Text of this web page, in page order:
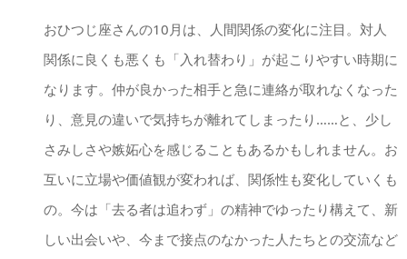
おひつじ座さんの10月は、人間関係の変化に注目。対人
関係に良くも悪くも「入れ替わり」が起こりやすい時期に
なります。仲が良かった相手と急に連絡が取れなくなった
り、意見の違いで気持ちが離れてしまったり……と、少し
さみしさや嫉妬心を感じることもあるかもしれません。お
互いに立場や価値観が変われば、関係性も変化していくも
の。今は「去る者は追わず」の精神でゆったり構えて、新
しい出会いや、今まで接点のなかった人たちとの交流など